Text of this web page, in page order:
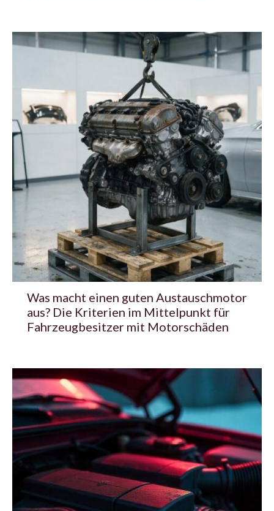
Was macht einen guten Austauschmotor
aus? Die Kriterien im Mittelpunkt für
Fahrzeugbesitzer mit Motorschäden